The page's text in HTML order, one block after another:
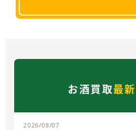
お酒買取最新
2026/08/07